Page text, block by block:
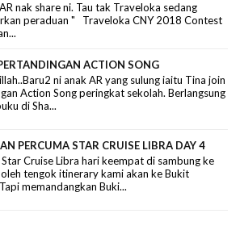
nak share ni. Tau tak Traveloka sedang
peraduan " Traveloka CNY 2018 Contest
ACTION SONG
ni anak AR yang sulung iaitu Tina join
Action Song peringkat sekolah. Berlangsung
di Sha...
PERCUMA STAR CRUISE LIBRA DAY 4
Cruise Libra hari keempat di sambung ke
tengok itinerary kami akan ke Bukit
memandangkan Buki...